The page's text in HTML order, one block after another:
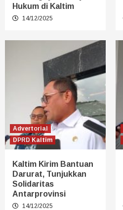
Hukum di Kaltim
14/12/2025
Advertorial
DPRD Kaltim
Kaltim Kirim Bantuan
Darurat, Tunjukkan
Solidaritas
Antarprovinsi
14/12/2025